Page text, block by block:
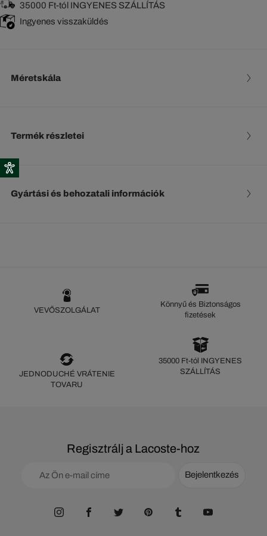
35000 Ft-tól INGYENES SZÁLLÍTÁS
Ingyenes visszaküldés
Méretskála
Termék részletei
Gyártási és behozatali információk
VEVŐSZOLGÁLAT
Könnyű és Biztonságos
fizetések
JEDNODUCHÉ VRÁTENIE
TOVARU
35000 Ft-tól INGYENES
SZÁLLÍTÁS
Regisztrálj a Lacoste-hoz
Bejelentkezés